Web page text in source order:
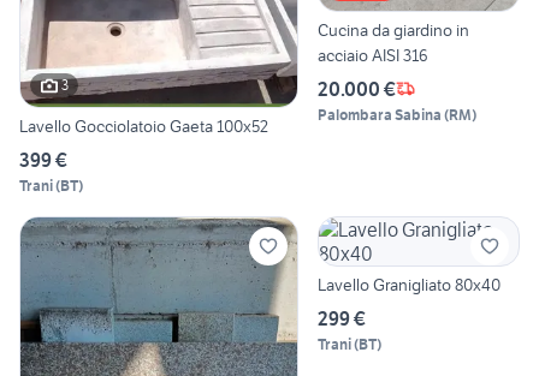
3
Lavello Gocciolatoio Gaeta 100x52
399 €
Trani(BT)
Cucina da giardino in
acciaio AISI 316
20.000 €
Palombara Sabina (RM)
Lavello Granigliato 80x40
299 €
Trani(BT)